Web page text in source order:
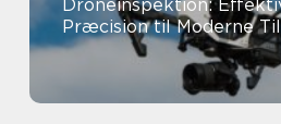
Droneinspektion:
Præcision til Moderne